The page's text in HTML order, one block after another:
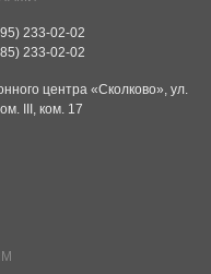
233-02-02
233-02-02
центра «Сколково», ул.
III, ком. 17